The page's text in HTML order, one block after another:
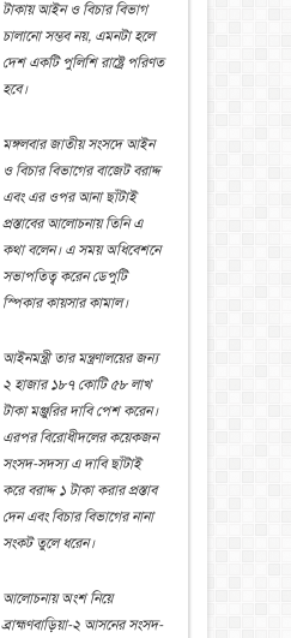
টাকায় আইন ও বিচার বিভাগ
চালানো সম্ভব নয়, এমনটা হলে
দেশ একটি পুলিশি রাষ্ট্রে পরিণত
হবে।
মঙ্গলবার জাতীয় সংসদে আইন
ও বিচার বিভাগের বাজেট বরাদ্দ
এবং এর ওপর আনা ছাঁটাই
প্রস্তাবের আলোচনায় তিনি এ
কথা বলেন। এ সময় অধিবেশনে
সভাপতিত্ব করেন ডেপুটি
স্পিকার কায়সার কামাল।
আইনমন্ত্রী তার মন্ত্রণালয়ের জন্য
২ হাজার ১৮৭ কোটি ৫৮ লাখ
টাকা মঞ্জুরির দাবি পেশ করেন।
এরপর বিরোধীদলের কয়েকজন
সংসদ-সদস্য এ দাবি ছাঁটাই
করে বরাদ্দ ১ টাকা করার প্রস্তাব
দেন এবং বিচার বিভাগের নানা
সংকট তুলে ধরেন।
আলোচনায় অংশ নিয়ে
ব্রাহ্মণবাড়িয়া-২ আসনের সংসদ-